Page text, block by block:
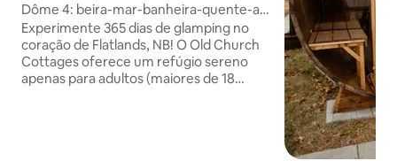
Dôme 4: beira-mar-banheira-quente-ar-
condicionado-churrasqueira-cozinha-
banheiro
Experimente 365 dias de glamping no
coração de Flatlands, NB! O Old Church
Cottages oferece um refúgio sereno
apenas para adultos (maiores de 18